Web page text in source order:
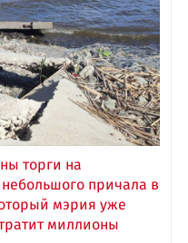
торги на
небольшого причала в
мэрия уже
миллионы